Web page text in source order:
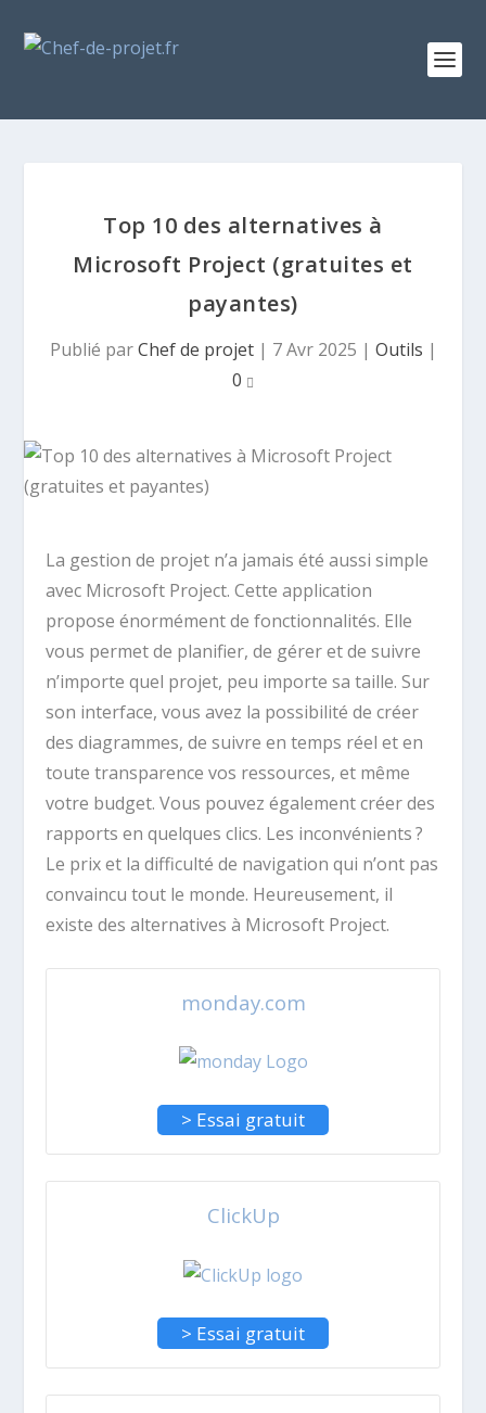
Top 10 des alternatives à
Microsoft Project (gratuites et
payantes)
Publié parChef de projet| 7 Avr 2025 | Outils |
0
La gestion de projet n’a jamais été aussi simple
avec Microsoft Project. Cette application
propose énormément de fonctionnalités. Elle
vous permet de planifier, de gérer et de suivre
n’importe quel projet, peu importe sa taille. Sur
son interface, vous avez la possibilité de créer
des diagrammes, de suivre en temps réel et en
toute transparence vos ressources, et même
votre budget. Vous pouvez également créer des
rapports en quelques clics. Les inconvénients ?
Le prix et la difficulté de navigation qui n’ont pas
convaincu tout le monde. Heureusement, il
existe des alternatives à Microsoft Project.
monday.com
> Essai gratuit
ClickUp
> Essai gratuit